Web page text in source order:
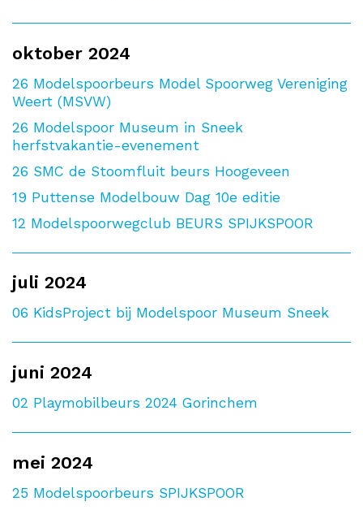
oktober 2024
26 Modelspoorbeurs Model Spoorweg Vereniging
Weert (MSVW)
26 Modelspoor Museum in Sneek
herfstvakantie-evenement
26 SMC de Stoomfluit beurs Hoogeveen
19 Puttense Modelbouw Dag 10e editie
12 Modelspoorwegclub BEURS SPIJKSPOOR
juli 2024
06 KidsProject bij Modelspoor Museum Sneek
juni 2024
02 Playmobilbeurs 2024 Gorinchem
mei 2024
25 Modelspoorbeurs SPIJKSPOOR